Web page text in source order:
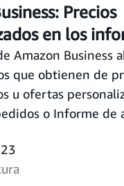
Precios
en los
Amazon Business
que obtienen de
u ofertas
o Informe de